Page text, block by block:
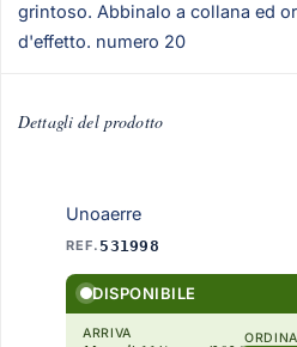
grintoso. Abbinalo a collana ed
d'effetto. numero 20
Dettagli del prodotto
Unoaerre
REF. 531998
DISPONIBILE
ARRIVA